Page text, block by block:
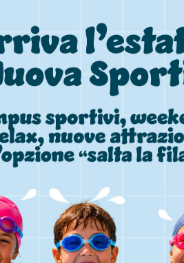
benessere per oltre 5 milioni
delle scorse
concessori con le Pubbliche
ristretta del Coordinamento –
DL Sostegni Ter
la possibilità di inserire
gli interlocutori istituzionali